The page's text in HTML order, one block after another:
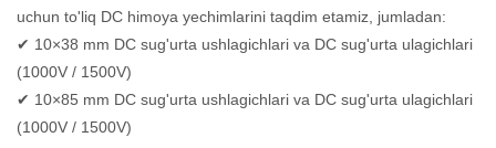
uchun to'liq DC himoya yechimlarini taqdim etamiz, jumladan:
✔ 10×38 mm DC sug'urta ushlagichlari va DC sug'urta ulagichlari
(1000V / 1500V)
✔ 10×85 mm DC sug'urta ushlagichlari va DC sug'urta ulagichlari
(1000V / 1500V)